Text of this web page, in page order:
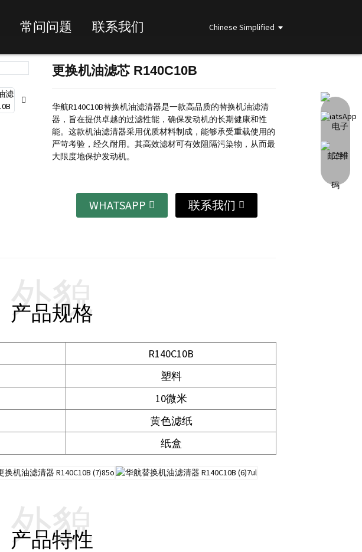
常问问题 联系我们 Chinese Simplified
Loading...
Loading...
更换机油滤芯 R140C10B
华航R140C10B替换机油滤清器是一款高品质的替换机油滤清
器，旨在提供卓越的过滤性能，确保发动机的长期健康和性
能。这款机油滤清器采用优质材料制成，能够承受重载使用的
严苛考验，经久耐用。其高效滤材可有效阻隔污染物，从而最
大限度地保护发动机。
WHATSAPP 联系我们
产品规格
外貌
R140C10B
塑料
10微米
黄色滤纸
纸盒
产品特性
外貌